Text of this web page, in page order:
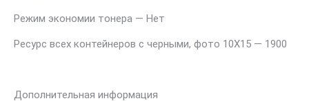
Режим экономии тонера — Нет
Ресурс всех контейнеров с черными, фото 10Х15 — 1900
Дополнительная информация